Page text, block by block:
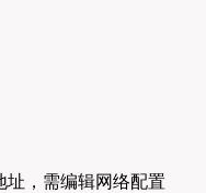
址，需编辑网络配置